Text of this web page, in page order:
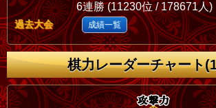
6連勝 (11230位 / 178671人)
過去大会 成績一覧
棋力レーダーチャート